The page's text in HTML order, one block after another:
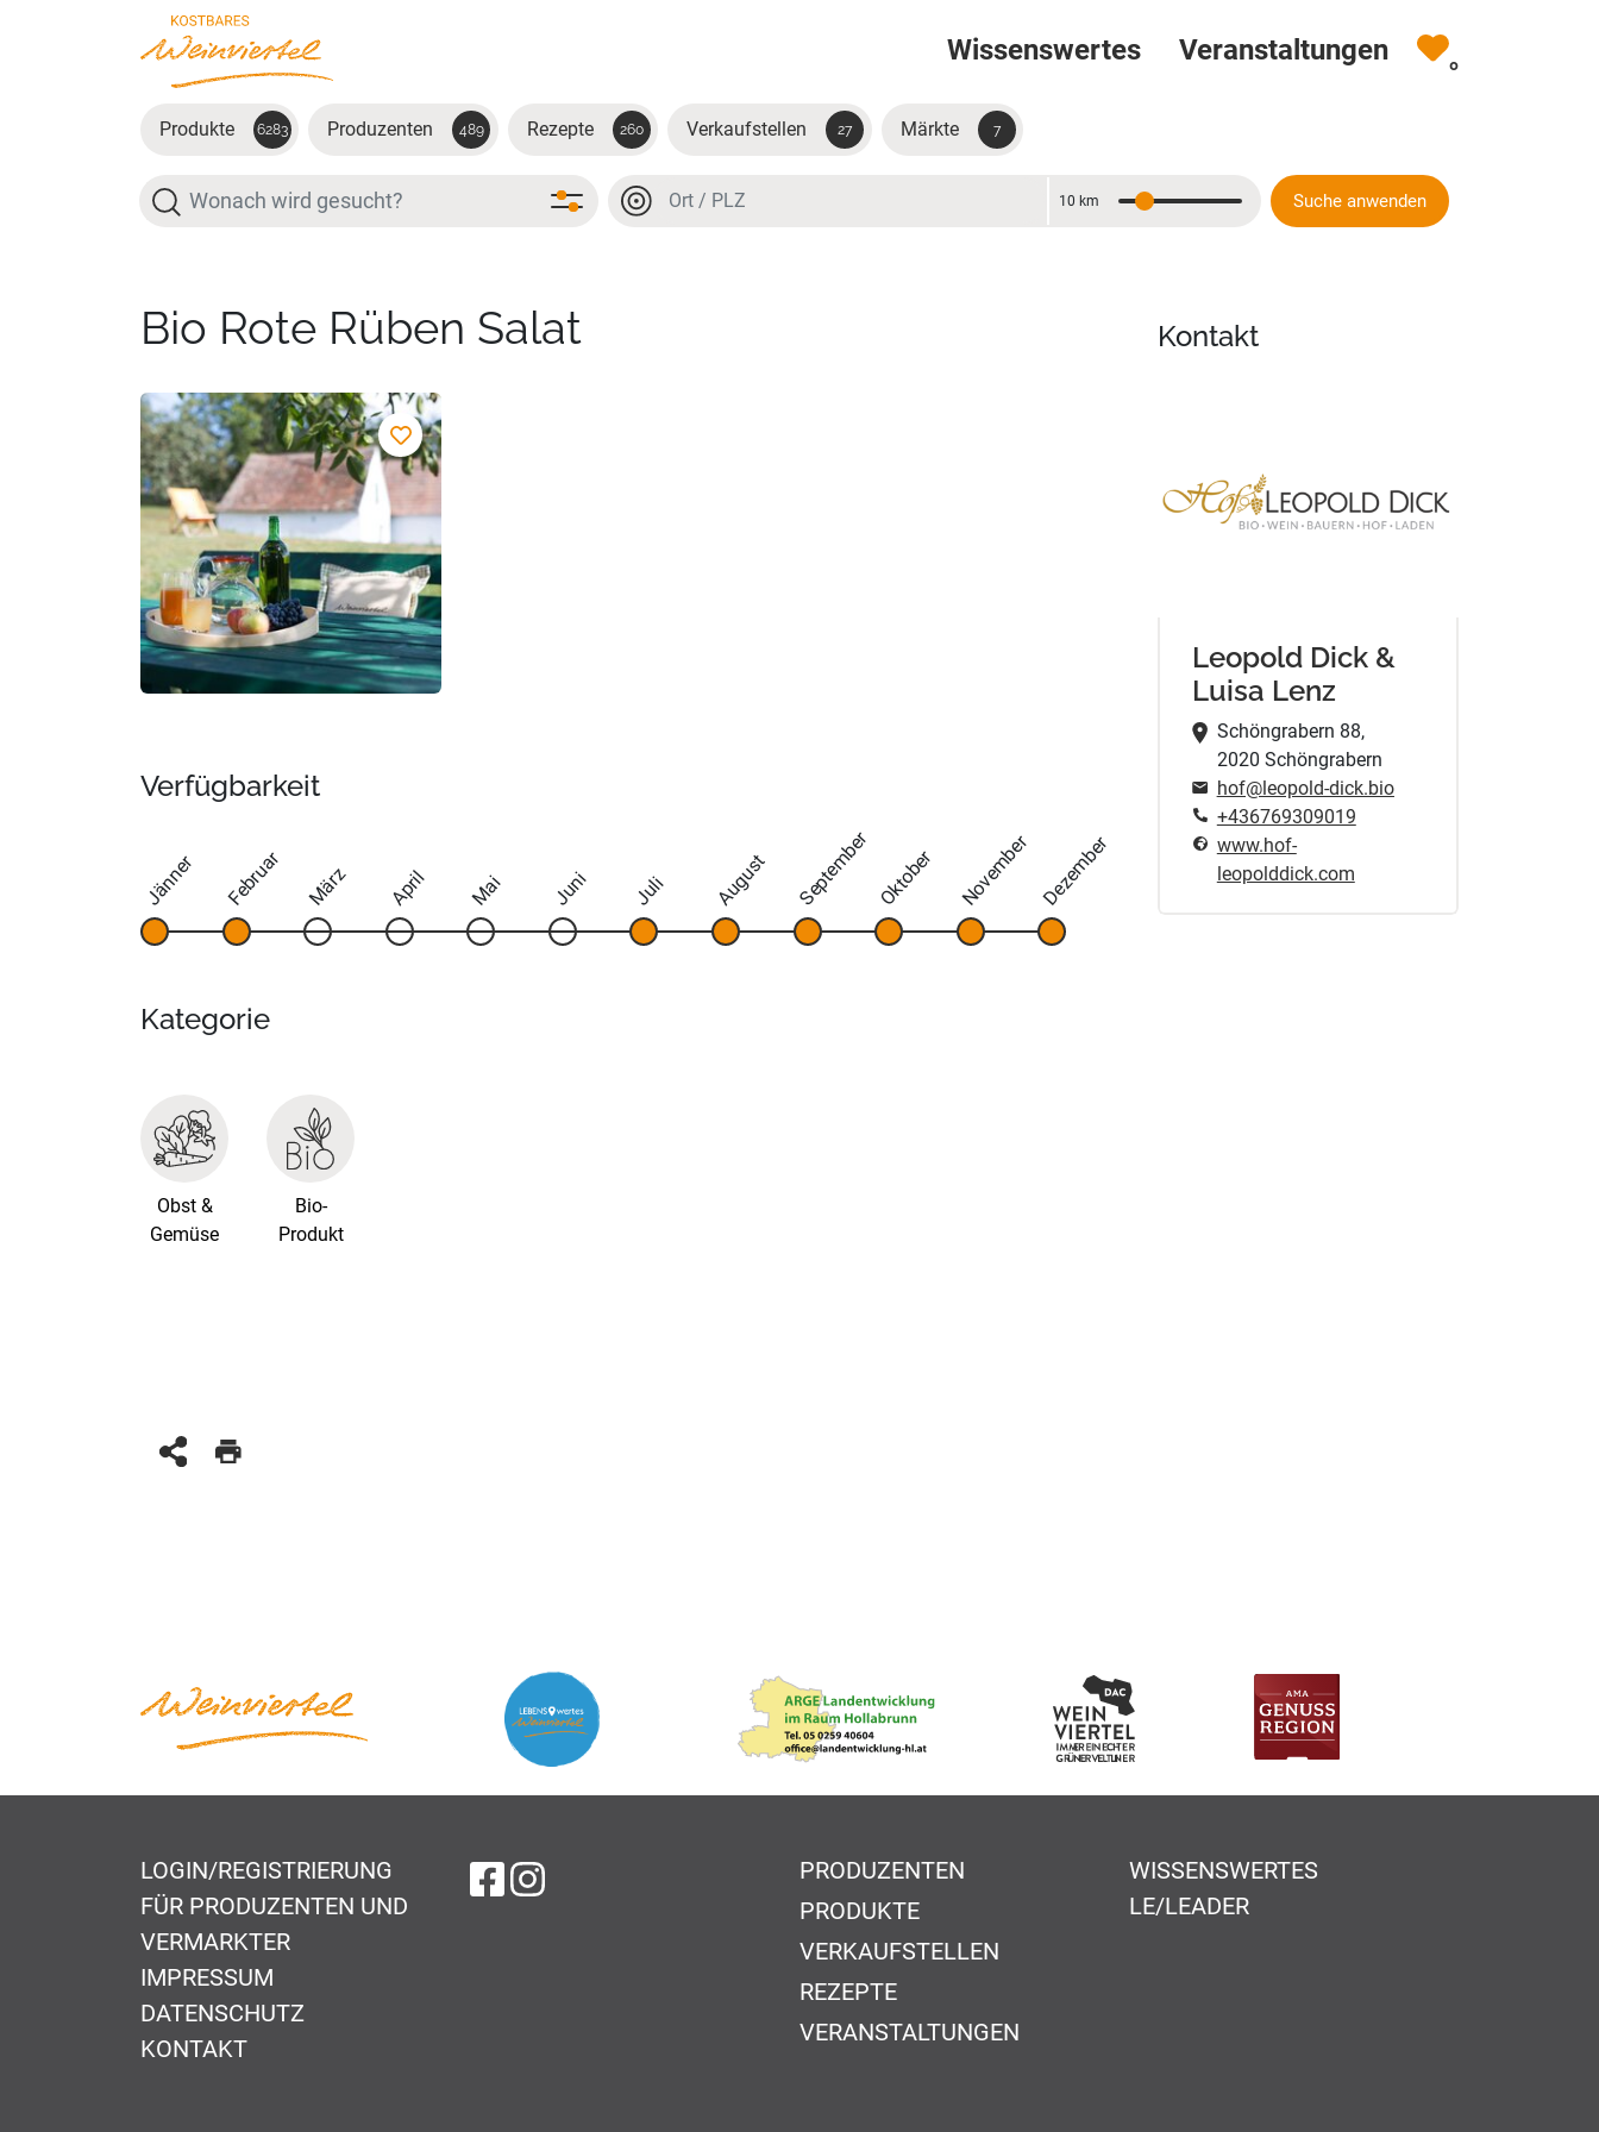
Zum Hauptinhalt springen
Wissenswertes Veranstaltungen 0
Produkte 6283 Produzenten 489 Rezepte 260 Verkaufstellen 27 Märkte 7
Suche Ort oder PLZ
Entfernung
10 km Suche anwenden
Bio Rote Rüben Salat
Verfügbarkeit
Jänner Februar März April Mai Juni Juli August September Oktober November Dezember
Kategorie
Obst &
Gemüse
Bio-
Produkt
Kontakt
Leopold Dick &
Luisa Lenz
Schöngrabern 88,
2020 Schöngrabern
hof@leopold-dick.bio
+436769309019
www.hof-
leopolddick.com
LOGIN/REGISTRIERUNG
FÜR PRODUZENTEN UND
VERMARKTER
IMPRESSUM
DATENSCHUTZ
KONTAKT
auf Facebook
auf Instagram
PRODUZENTEN
PRODUKTE
VERKAUFSTELLEN
REZEPTE
VERANSTALTUNGEN
WISSENSWERTES
LE/LEADER